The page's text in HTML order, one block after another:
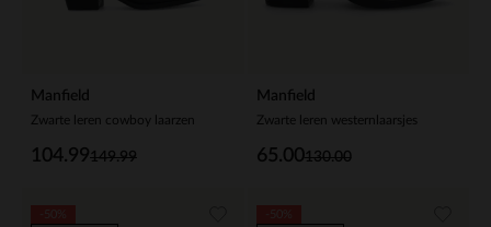
Manfield
Zwarte leren cowboy laarzen
149.99
104.99
Manfield
Zwarte leren westernlaarsjes
130.00
65.00